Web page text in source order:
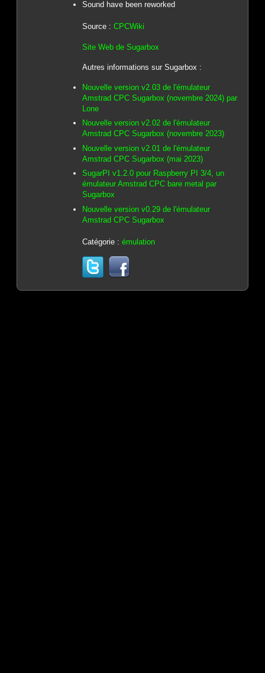
Sound have been reworked
Source : CPCWiki
Site Web de Sugarbox
Autres informations sur Sugarbox :
Nouvelle version v2.03 de l'émulateur
Amstrad CPC Sugarbox (novembre 2024) par
Lone
Nouvelle version v2.02 de l'émulateur
Amstrad CPC Sugarbox (novembre 2023)
Nouvelle version v2.01 de l'émulateur
Amstrad CPC Sugarbox (mai 2023)
SugarPI v1.2.0 pour Raspberry PI 3/4, un
émulateur Amstrad CPC bare metal par
Sugarbox
Nouvelle version v0.29 de l'émulateur
Amstrad CPC Sugarbox
Catégorie : émulation